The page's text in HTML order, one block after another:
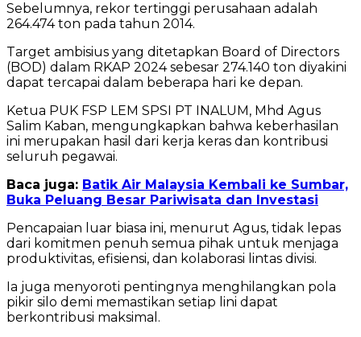
Sebelumnya, rekor tertinggi perusahaan adalah
264.474 ton pada tahun 2014.
Target ambisius yang ditetapkan Board of Directors
(BOD) dalam RKAP 2024 sebesar 274.140 ton diyakini
dapat tercapai dalam beberapa hari ke depan.
Ketua PUK FSP LEM SPSI PT INALUM, Mhd Agus
Salim Kaban, mengungkapkan bahwa keberhasilan
ini merupakan hasil dari kerja keras dan kontribusi
seluruh pegawai.
Baca juga: Batik Air Malaysia Kembali ke Sumbar,
Buka Peluang Besar Pariwisata dan Investasi
Pencapaian luar biasa ini, menurut Agus, tidak lepas
dari komitmen penuh semua pihak untuk menjaga
produktivitas, efisiensi, dan kolaborasi lintas divisi.
Ia juga menyoroti pentingnya menghilangkan pola
pikir silo demi memastikan setiap lini dapat
berkontribusi maksimal.